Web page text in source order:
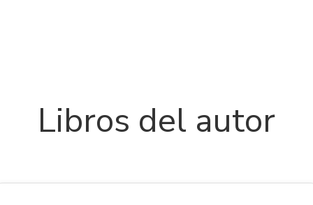
Libros del autor